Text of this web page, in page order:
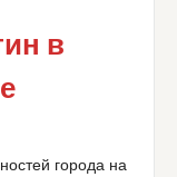
в
города на